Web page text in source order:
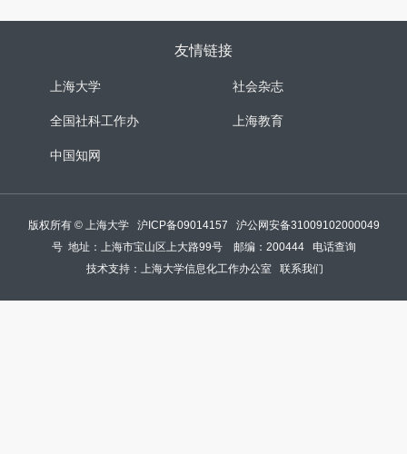
友情链接
上海大学 社会杂志
全国社科工作办 上海教育
中国知网
版权所有 ©上海大学 沪ICP备09014157
沪公网安备31009102000049
号地址：上海市宝山区上大路99号 邮编：200444
电话查询
技术支持： 上海大学信息化工作办公室 联系我们